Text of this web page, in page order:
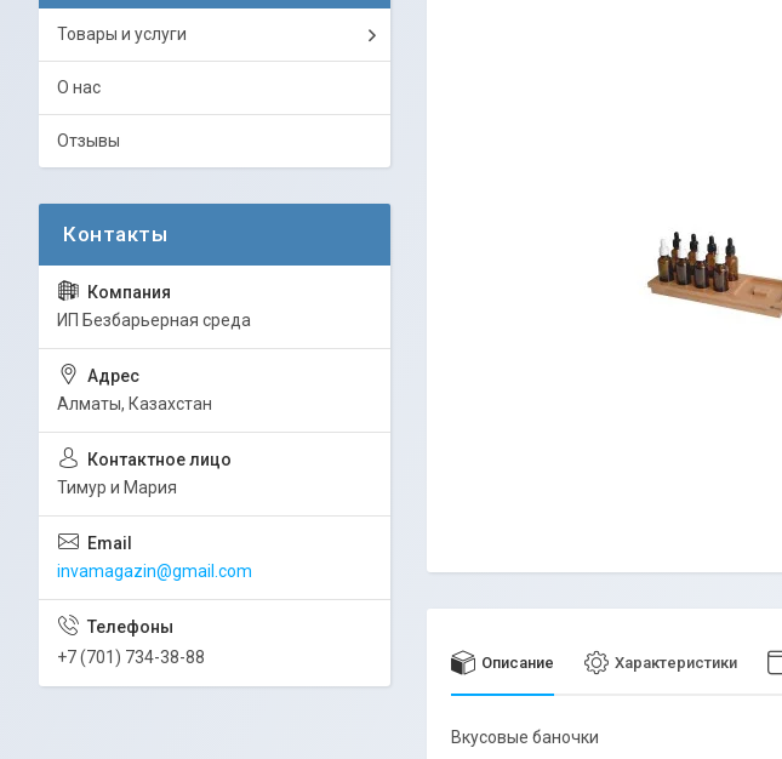
Описание Характеристики
Вкусовые баночки
Товары и услуги
О нас
Отзывы
ИП Безбарьерная среда
Алматы, Казахстан
Тимур и Мария
invamagazin@gmail.com
+7 (701) 734-38-88